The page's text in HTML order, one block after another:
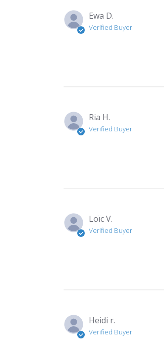
Ewa D.
Verified Buyer
Ria H.
Verified Buyer
Loïc V.
Verified Buyer
Heidi r.
Verified Buyer